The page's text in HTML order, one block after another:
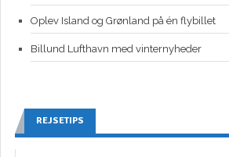
Oplev Island og Grønland på én flybillet
Billund Lufthavn med vinternyheder
REJSETIPS